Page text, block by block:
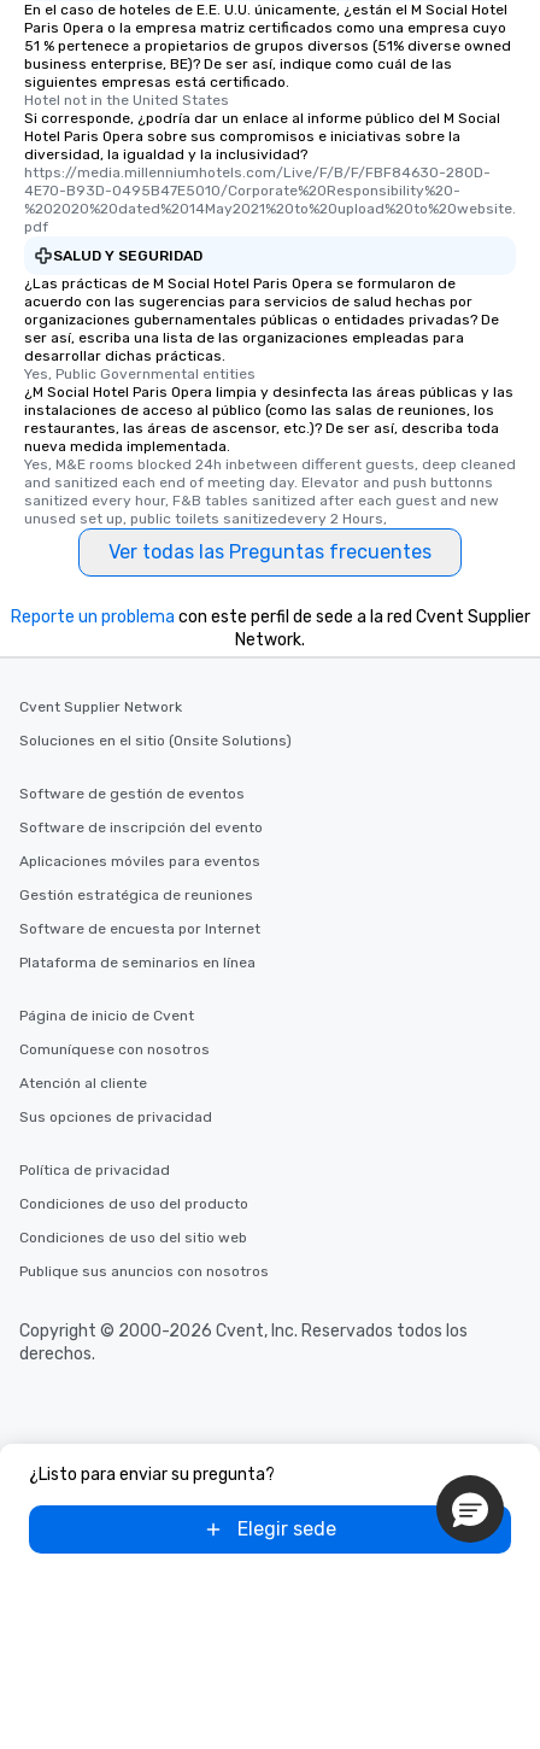
En el caso de hoteles de E.E. U.U. únicamente, ¿están el M Social Hotel
Paris Opera o la empresa matriz certificados como una empresa cuyo
51 % pertenece a propietarios de grupos diversos (51% diverse owned
business enterprise, BE)? De ser así, indique como cuál de las
siguientes empresas está certificado.
Hotel not in the United States
Si corresponde, ¿podría dar un enlace al informe público del M Social
Hotel Paris Opera sobre sus compromisos e iniciativas sobre la
diversidad, la igualdad y la inclusividad?
https://media.millenniumhotels.com/Live/F/B/F/FBF84630-280D-
4E70-B93D-0495B47E5010/Corporate%20Responsibility%20-
%202020%20dated%2014May2021%20to%20upload%20to%20website.
pdf
SALUD Y SEGURIDAD
¿Las prácticas de M Social Hotel Paris Opera se formularon de
acuerdo con las sugerencias para servicios de salud hechas por
organizaciones gubernamentales públicas o entidades privadas? De
ser así, escriba una lista de las organizaciones empleadas para
desarrollar dichas prácticas.
Yes, Public Governmental entities
¿M Social Hotel Paris Opera limpia y desinfecta las áreas públicas y las
instalaciones de acceso al público (como las salas de reuniones, los
restaurantes, las áreas de ascensor, etc.)? De ser así, describa toda
nueva medida implementada.
Yes, M&E rooms blocked 24h inbetween different guests, deep cleaned
and sanitized each end of meeting day. Elevator and push buttonns
sanitized every hour, F&B tables sanitized after each guest and new
unused set up, public toilets sanitizedevery 2 Hours,
Ver todas las Preguntas frecuentes
¿Listo para enviar su pregunta?
Elegir sede
Reporte un problema con este perfil de sede a la red Cvent Supplier
Network.
Cvent Supplier Network
Soluciones en el sitio (Onsite Solutions)
Software de gestión de eventos
Software de inscripción del evento
Aplicaciones móviles para eventos
Gestión estratégica de reuniones
Software de encuesta por Internet
Plataforma de seminarios en línea
Página de inicio de Cvent
Comuníquese con nosotros
Atención al cliente
Sus opciones de privacidad
Política de privacidad
Condiciones de uso del producto
Condiciones de uso del sitio web
Publique sus anuncios con nosotros
Copyright © 2000-2026 Cvent, Inc. Reservados todos los
derechos.